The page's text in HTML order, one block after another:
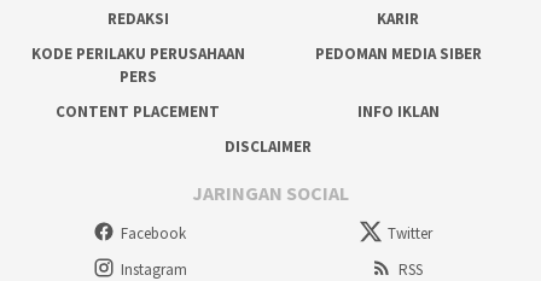
REDAKSI
KARIR
KODE PERILAKU PERUSAHAAN
PERS
PEDOMAN MEDIA SIBER
CONTENT PLACEMENT
INFO IKLAN
DISCLAIMER
JARINGAN SOCIAL
Facebook
Twitter
Instagram
RSS